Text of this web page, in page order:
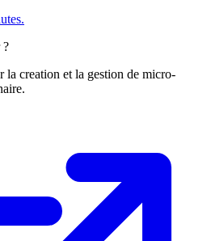
?
la creation et la gestion de micro-